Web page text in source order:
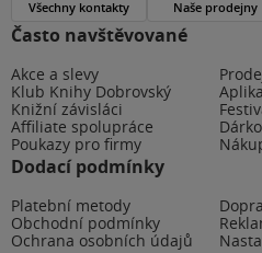
Často navštěvované
Akce a slevy
Klub Knihy Dobrovský
Knižní závisláci
Affiliate spolupráce
Poukazy pro firmy
Dodací podmínky
Platební metody
Obchodní podmínky
Ochrana osobních údajů
Všechny kontakty Naše prodejny